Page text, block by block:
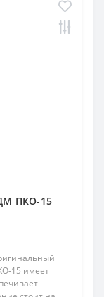
ПКО-15
15 имеет